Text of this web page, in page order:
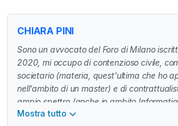
CHIARA PINI
Sono un avvocato del Foro di Milano
2020, mi occupo di contenzioso civile,
societario (materia, quest'ultima che ho
nell'ambito di un master) e di
ampio spettro (anche in ambito
svolgo, inoltre attività, di pareristica e di
Mostra tutto